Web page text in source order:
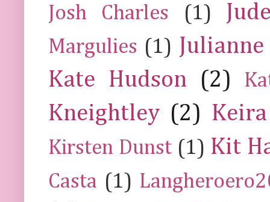
Josh Charles
(1)
Margulies (1)
Kate Hudson
(2)
Kneightley (2)
Kirsten Dunst (1) Kit
Casta (1)